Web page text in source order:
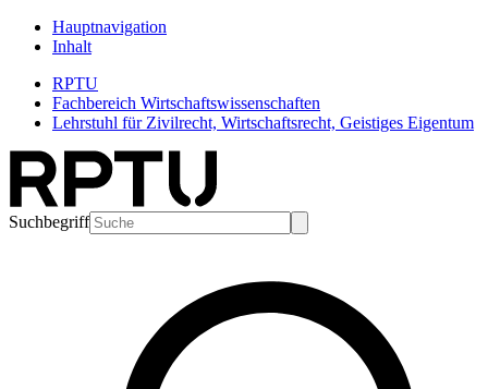
Hauptnavigation
Inhalt
RPTU
Fachbereich Wirtschaftswissenschaften
Lehrstuhl für Zivilrecht, Wirtschaftsrecht, Geistiges Eigentum
Suchbegriff